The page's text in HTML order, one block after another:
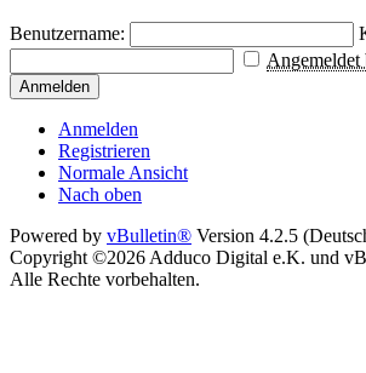
Benutzername:
Angemeldet
Anmelden
Anmelden
Registrieren
Normale Ansicht
Nach oben
Powered by vBulletin® Version 4.2.5
Copyright ©2026 Adduco Digital e.K. und
Alle Rechte vorbehalten.